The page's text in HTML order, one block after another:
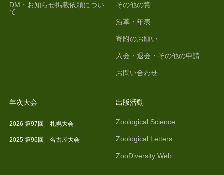
DM・お知らせ掲載依頼につい
て
その他の賞
沿革・年表
寄附のお願い
入会・退会・その他の申請
お問い合わせ
年次大会
2026 第97回 札幌大会
2025 第96回 名古屋大会
出版活動
Zoological Science
Zoological Letters
ZooDiversity Web